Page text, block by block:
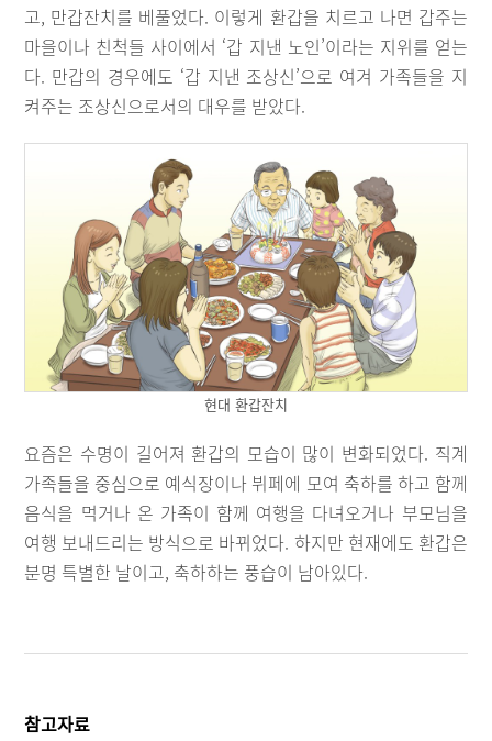
고, 만갑잔치를 베풀었다. 이렇게 환갑을 치르고 나면 갑주는
마을이나 친척들 사이에서 ‘갑 지낸 노인’이라는 지위를 얻는
다. 만갑의 경우에도 ‘갑 지낸 조상신’으로 여겨 가족들을 지
켜주는 조상신으로서의 대우를 받았다.
현대 환갑잔치
요즘은 수명이 길어져 환갑의 모습이 많이 변화되었다. 직계
가족들을 중심으로 예식장이나 뷔페에 모여 축하를 하고 함께
음식을 먹거나 온 가족이 함께 여행을 다녀오거나 부모님을
여행 보내드리는 방식으로 바뀌었다. 하지만 현재에도 환갑은
분명 특별한 날이고, 축하하는 풍습이 남아있다.
참고자료